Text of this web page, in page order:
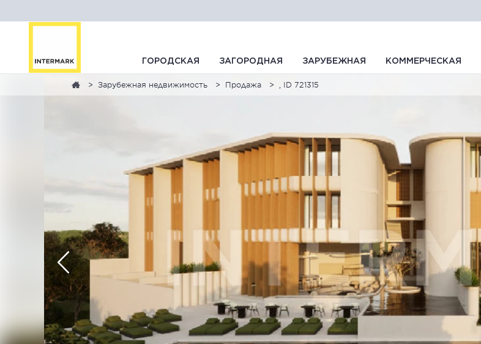
ГОРОДСКАЯ ЗАГОРОДНАЯ ЗАРУБЕЖНАЯ КОММЕРЧЕСКАЯ
Зарубежная недвижимость Продажа , ID 721315